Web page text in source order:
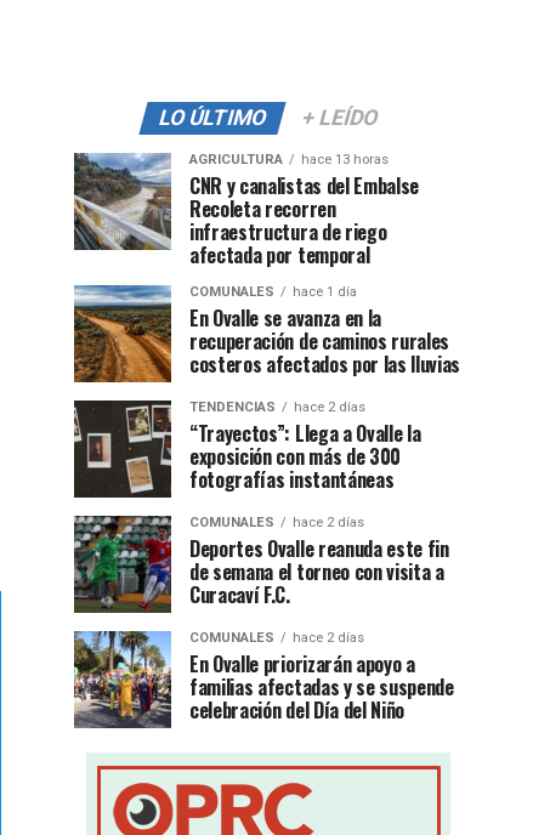
LO ÚLTIMO + LEÍDO
AGRICULTURA hace 13 horas
CNR y canalistas del Embalse
Recoleta recorren
infraestructura de riego
afectada por temporal
COMUNALES hace 1 día
En Ovalle se avanza en la
recuperación de caminos rurales
costeros afectados por las lluvias
TENDENCIAS hace 2 días
“Trayectos”: Llega a Ovalle la
exposición con más de 300
fotografías instantáneas
COMUNALES hace 2 días
Deportes Ovalle reanuda este fin
de semana el torneo con visita a
Curacaví F.C.
COMUNALES hace 2 días
En Ovalle priorizarán apoyo a
familias afectadas y se suspende
celebración del Día del Niño